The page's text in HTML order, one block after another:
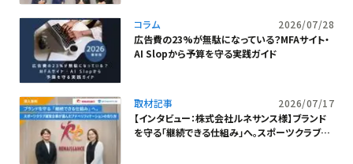
コラム
2026/07/28
広告費の23%が無駄になっている？MFAサイト・
AI Slopから予算を守る実践ガイド
取材記事
2026/07/17
【インタビュー：株式会社ルネサンス様】ブランド
を守る「継続できる仕組み」へ。スポーツクラブ運